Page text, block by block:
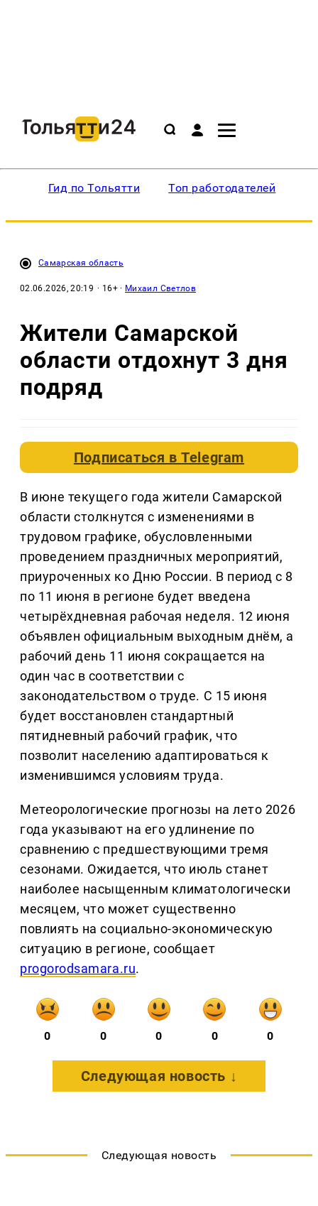
Гид по Тольятти Топ работодателей
Самарская область
02.06.2026, 20:19 · 16+ · Михаил Светлов
Жители Самарской
области отдохнут 3 дня
подряд
Подписаться вTelegram
В июне текущего года жители Самарской
области столкнутся с изменениями в
трудовом графике, обусловленными
проведением праздничных мероприятий,
приуроченных ко Дню России. В период с 8
по 11 июня в регионе будет введена
четырёхдневная рабочая неделя. 12 июня
объявлен официальным выходным днём, а
рабочий день 11 июня сокращается на
один час в соответствии с
законодательством о труде. С 15 июня
будет восстановлен стандартный
пятидневный рабочий график, что
позволит населению адаптироваться к
изменившимся условиям труда.
Метеорологические прогнозы на лето 2026
года указывают на его удлинение по
сравнению с предшествующими тремя
сезонами. Ожидается, что июль станет
наиболее насыщенным климатологически
месяцем, что может существенно
повлиять на социально-экономическую
ситуацию в регионе, сообщает
progorodsamara.ru.
0 0 0 0 0
Следующая новость ↓
Следующая новость